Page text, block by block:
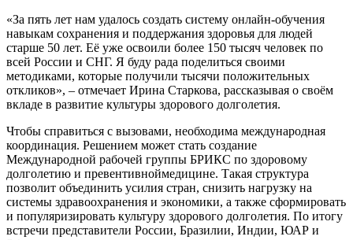
«За пять лет нам удалось создать систему онлайн-обучения
навыкам сохранения и поддержания здоровья для людей
старше 50 лет. Её уже освоили более 150 тысяч человек по
всей России и СНГ. Я буду рада поделиться своими
методиками, которые получили тысячи положительных
откликов», – отмечает Ирина Старкова, рассказывая о своём
вкладе в развитие культуры здорового долголетия.
Чтобы справиться с вызовами, необходима международная
координация. Решением может стать создание
Международной рабочей группы БРИКС по здоровому
долголетию и превентивноймедицине. Такая структура
позволит объединить усилия стран, снизить нагрузку на
системы здравоохранения и экономики, а также сформировать
и популяризировать культуру здорового долголетия. По итогу
встречи представители России, Бразилии, Индии, ЮАР и